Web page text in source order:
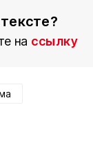
на ссылку